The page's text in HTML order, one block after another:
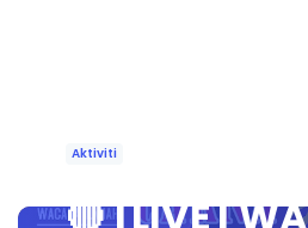
Aktiviti
🔴 [LIVE]